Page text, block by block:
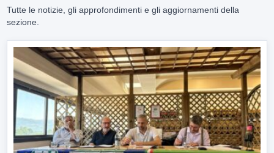
Tutte le notizie, gli approfondimenti e gli aggiornamenti della
sezione.